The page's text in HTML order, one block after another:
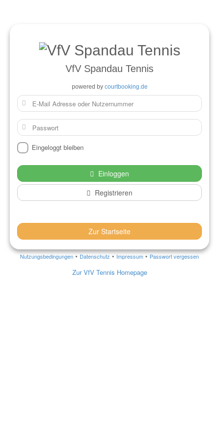
VfV Spandau Tennis
powered by courtbooking.de
Eingeloggt bleiben
Einloggen
Registrieren
Zur Startseite
Nutzungsbedingungen • Datenschutz • Impressum • Passwort vergessen
Zur VfV Tennis Homepage